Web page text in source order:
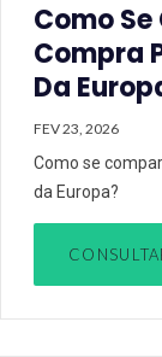
Como
Compra
Da
FEV 23, 2026
Como se
da Europa?